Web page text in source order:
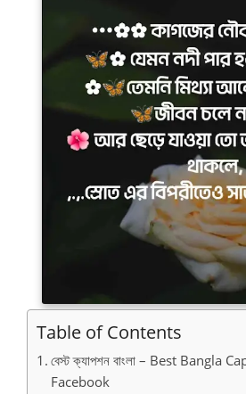
Table of Contents
বেস্ট ক্যাপশন বাংলা – Best Bangla
Facebook